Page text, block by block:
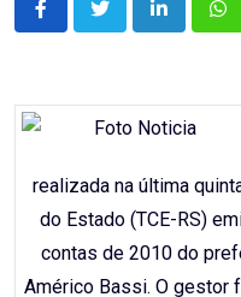
LinkedIn
realizada na última
do Estado (TCE-RS)
contas de 2010 do
Américo Bassi. O gestor